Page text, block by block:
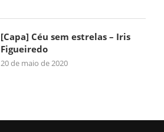
[Capa] Céu sem estrelas – Iris
Figueiredo
20 de maio de 2020